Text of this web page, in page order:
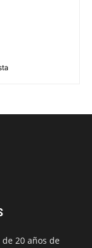
20 años de